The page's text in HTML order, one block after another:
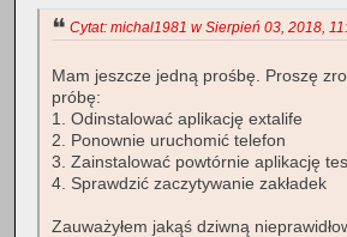
Cytat: michal1981 w Sierpień 03, 2018,
Mam jeszcze jedną prośbę. Proszę
próbę:
1. Odinstalować aplikację extalife
2. Ponownie uruchomić telefon
3. Zainstalować powtórnie aplikację
4. Sprawdzić zaczytywanie zakładek
Zauważyłem jakąś dziwną